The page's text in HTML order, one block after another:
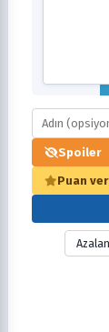
Spoiler
Puan ver